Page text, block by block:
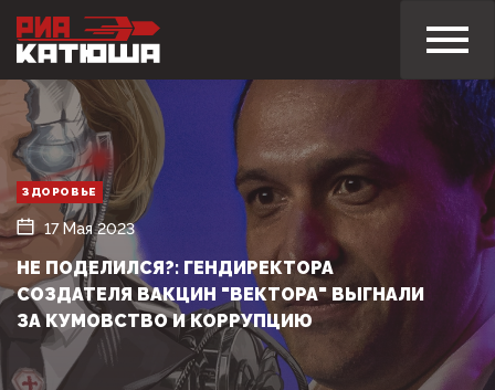
ЗДОРОВЬЕ
17 Мая 2023
НЕ ПОДЕЛИЛСЯ?: ГЕНДИРЕКТОРА
СОЗДАТЕЛЯ ВАКЦИН "ВЕКТОРА" ВЫГНАЛИ
ЗА КУМОВСТВО И КОРРУПЦИЮ